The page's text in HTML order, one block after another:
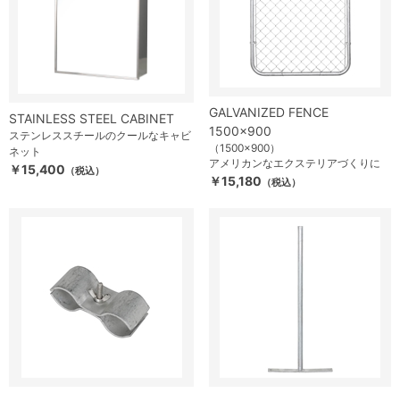
STAINLESS STEEL CABINET
ステンレススチールのクールなキャビ
ネット
￥15,400 （税込）
GALVANIZED FENCE
1500×900
（1500×900）
アメリカンなエクステリアづくりに
￥15,180 （税込）